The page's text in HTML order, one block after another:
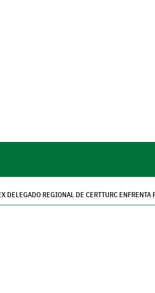
DELEGADO REGIONAL DE CERTTURC